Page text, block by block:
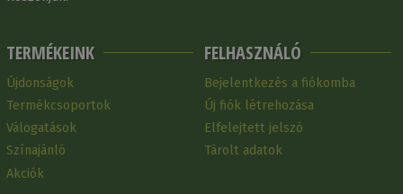
TERMÉKEINK
Újdonságok
Termékcsoportok
Válogatások
Színajánló
Akciók
FELHASZNÁLÓ
Bejelentkezés a fiókomba
Új fiók létrehozása
Elfelejtett jelszó
Tárolt adatok